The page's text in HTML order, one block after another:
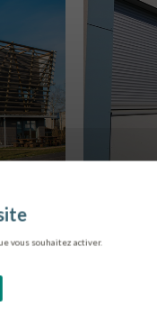
vous souhaitez activer.